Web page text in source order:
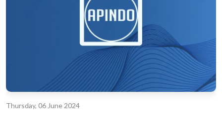
Thursday, 06 June 2024